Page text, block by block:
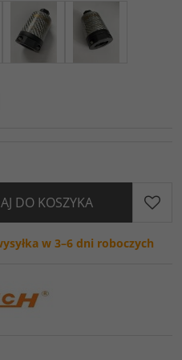
DO KOSZYKA
w 3–6 dni roboczych